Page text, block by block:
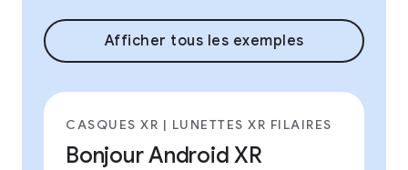
Afficher tous les exemples
CASQUES XR | LUNETTES XR FILAIRES
Bonjour Android XR